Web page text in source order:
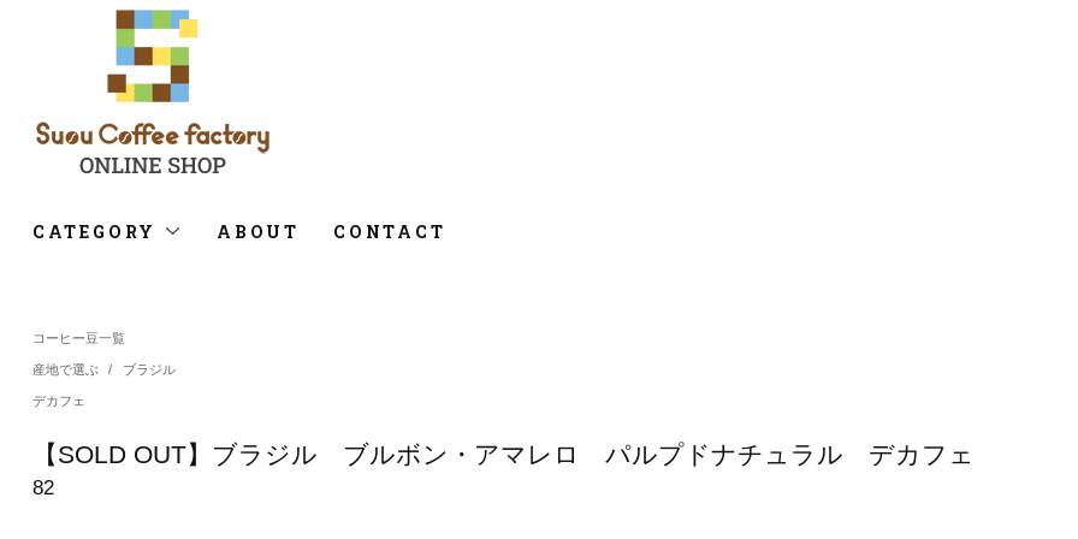
CATEGORY ABOUT CONTACT
コーヒー豆一覧
産地で選ぶ / ブラジル
デカフェ
【SOLD OUT】ブラジル ブルボン・アマレロ パルプドナチュラル デカフェ
82